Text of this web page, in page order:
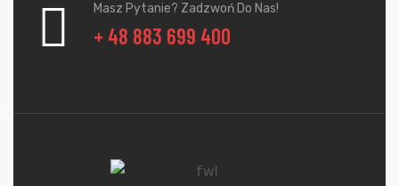
Masz Pytanie? Zadzwoń Do Nas!
+ 48 883 699 400